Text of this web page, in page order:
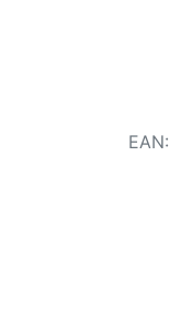
Pays de
EAN: